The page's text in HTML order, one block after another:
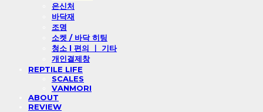
은신처
바닥재
조명
소켓 / 바닥 히팅
청소 l 편의 ㅣ 기타
개인결제창
REPTILE LIFE
SCALES
VANMORI
ABOUT
REVIEW